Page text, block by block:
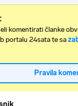
komentirati članke
portalu 24sata te sa
Pravila